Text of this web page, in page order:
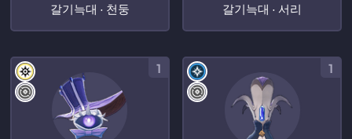
갈기늑대 · 천둥 갈기늑대 · 서리
1 1